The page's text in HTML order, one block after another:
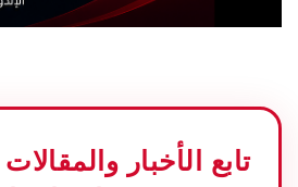
تابع الأخبار